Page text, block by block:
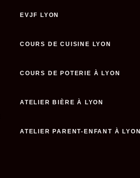
EVJF LYON
COURS DE CUISINE LYON
COURS DE POTERIE À LYON
ATELIER BIÈRE À LYON
ATELIER PARENT-ENFANT À LYON